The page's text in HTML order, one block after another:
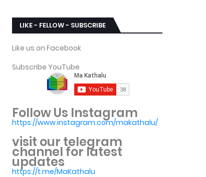
LIKE - FELLOW - SUBSCRIBE
Like us on Facebook
Subscribe YouTube
Follow Us Instagram
https://www.instagram.com/makathalu/
visit our telegram
channel for latest
updates
https://t.me/MaKathalu